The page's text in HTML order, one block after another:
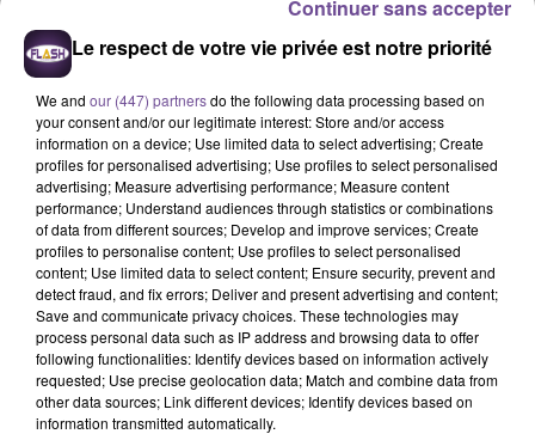
KRIS KROSS
AMSTERDAM, LUISA
SONZA, WILLY WILLIAM
My Oh My
ZAHO FEAT. MC SOLAAR
Comme Caroline
ROBIN
T'es Où
23h42
23h42
BILLIE EILISH
Birds Of A Feather
23h38
23h38
LEWIS CAPALDI
Almost
23h35
23h35
BEBE REXHA
Le respect de votre vie privée est notre priorité
We and our (447) partnersdo the following data processing based on
your consent and/or our legitimate interest: Store and/or access
information on a device; Use limited data to select advertising; Create
profiles for personalised advertising; Use profiles to select personalised
advertising; Measure advertising performance; Measure content
performance; Understand audiences through statistics or combinations
of data from different sources; Develop and improve services; Create
profiles to personalise content; Use profiles to select personalised
content; Use limited data to select content; Ensure security, prevent and
detect fraud, and fix errors; Deliver and present advertising and content;
Save and communicate privacy choices. These technologies may
process personal data such as IP address and browsing data to offer
following functionalities: Identify devices based on information actively
requested; Use precise geolocation data; Match and combine data from
other data sources; Link different devices; Identify devices based on
information transmitted automatically.
Continuer sans accepter